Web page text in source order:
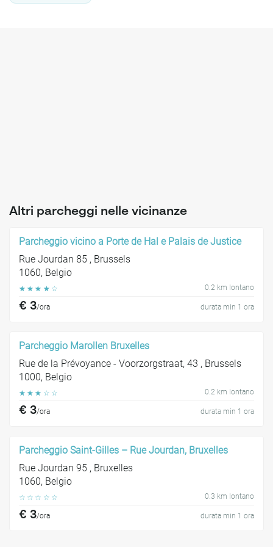
Altri parcheggi nelle vicinanze
Parcheggio vicino a Porte de Hal e Palais de Justice
Rue Jourdan 85 , Brussels
1060, Belgio
☆ ☆ ☆ ☆ ☆ 0.2 km lontano
€ 3/ora durata min 1 ora
Parcheggio Marollen Bruxelles
Rue de la Prévoyance - Voorzorgstraat, 43 , Brussels
1000, Belgio
☆ ☆ ☆ ☆ ☆ 0.2 km lontano
€ 3/ora durata min 1 ora
Parcheggio Saint-Gilles – Rue Jourdan, Bruxelles
Rue Jourdan 95 , Bruxelles
1060, Belgio
☆ ☆ ☆ ☆ ☆ 0.3 km lontano
€ 3/ora durata min 1 ora